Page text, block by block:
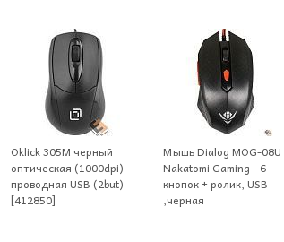
Oklick 305M черный
оптическая (1000dpi)
проводная USB (2but)
[412850]
Мышь Dialog MOG-08U
Nakatomi Gaming - 6
кнопок + ролик, USB
,черная